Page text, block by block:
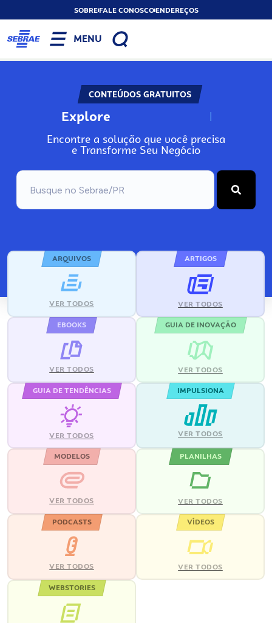
SOBREFALE CONOSCOENDEREÇOS
MENU
CONTEÚDOS GRATUITOS
Explore N
Encontre a solução que você precisa
e Transforme Seu Negócio
ARQUIVOS
VER TODOS
ARTIGOS
VER TODOS
EBOOKS
VER TODOS
GUIA DE INOVAÇÃO
VER TODOS
GUIA DE TENDÊNCIAS
VER TODOS
IMPULSIONA
VER TODOS
MODELOS
VER TODOS
PLANILHAS
VER TODOS
PODCASTS
VER TODOS
VÍDEOS
VER TODOS
WEBSTORIES